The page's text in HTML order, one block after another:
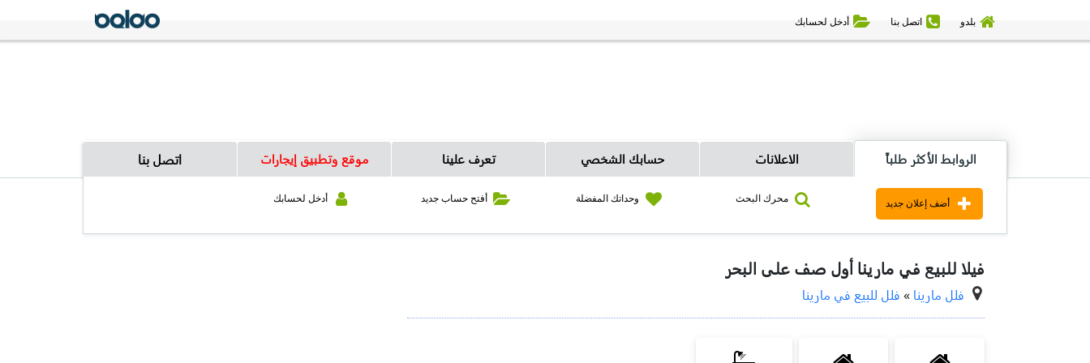
بلدو اتصل بنا أدخل لحسابك
الروابط الأكثر طلباً
أضف إعلان جديد محرك البحث وحداتك المفضلة أفتح حساب جديد أدخل لحسابك
الاعلانات حسابك الشخصي تعرف علينا موقع وتطبيق إيجارات اتصل بنا
فيلا للبيع في مارينا أول صف على البحر
فلل مارينا » فلل للبيع في مارينا